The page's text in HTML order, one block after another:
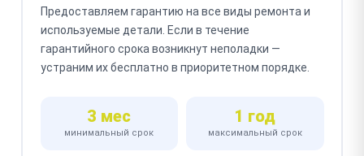
Предоставляем гарантию на все виды ремонта и
используемые детали. Если в течение
гарантийного срока возникнут неполадки —
устраним их бесплатно в приоритетном порядке.
3 мес
минимальный срок
1 год
максимальный срок